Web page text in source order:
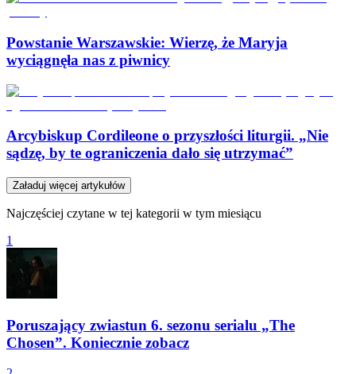
Powstanie Warszawskie: Wierzę, że Maryja
wyciągnęła nas z piwnicy
Arcybiskup Cordileone o przyszłości liturgii. „Nie
sądzę, by te ograniczenia dało się utrzymać”
Załaduj więcej artykułów
Najczęściej czytane w tej kategorii w tym miesiącu
1
Poruszający zwiastun 6. sezonu serialu „The
Chosen”. Koniecznie zobacz